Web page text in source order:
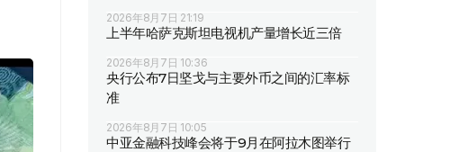
2026年8月7日 21:19
上半年哈萨克斯坦电视机产量增长近三倍
2026年8月7日 10:36
央行公布7日坚戈与主要外币之间的汇率标
准
2026年8月7日 10:05
中亚金融科技峰会将于9月在阿拉木图举行